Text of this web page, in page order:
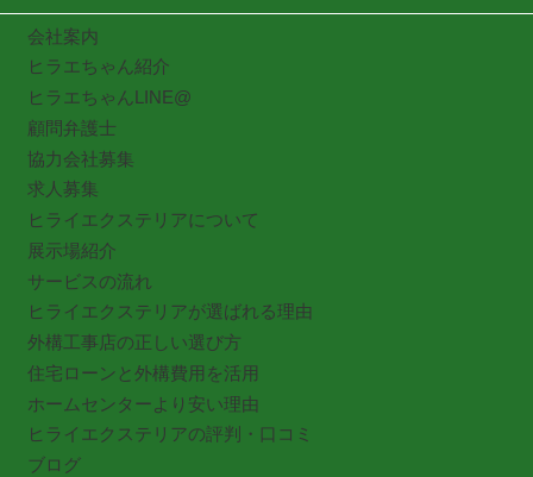
会社案内
ヒラエちゃん紹介
ヒラエちゃんLINE@
顧問弁護士
協力会社募集
求人募集
ヒライエクステリアについて
展示場紹介
サービスの流れ
ヒライエクステリアが選ばれる理由
外構工事店の正しい選び方
住宅ローンと外構費用を活用
ホームセンターより安い理由
ヒライエクステリアの評判・口コミ
ブログ